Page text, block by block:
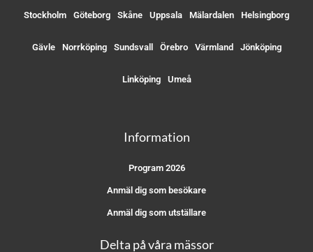
Stockholm Göteborg Skåne Uppsala Mälardalen Helsingborg
Gävle Norrköping Sundsvall Örebro Värmland Jönköping
Linköping Umeå
Information
Program 2026
Anmäl dig som besökare
Anmäl dig som utställare
Delta på våra mässor